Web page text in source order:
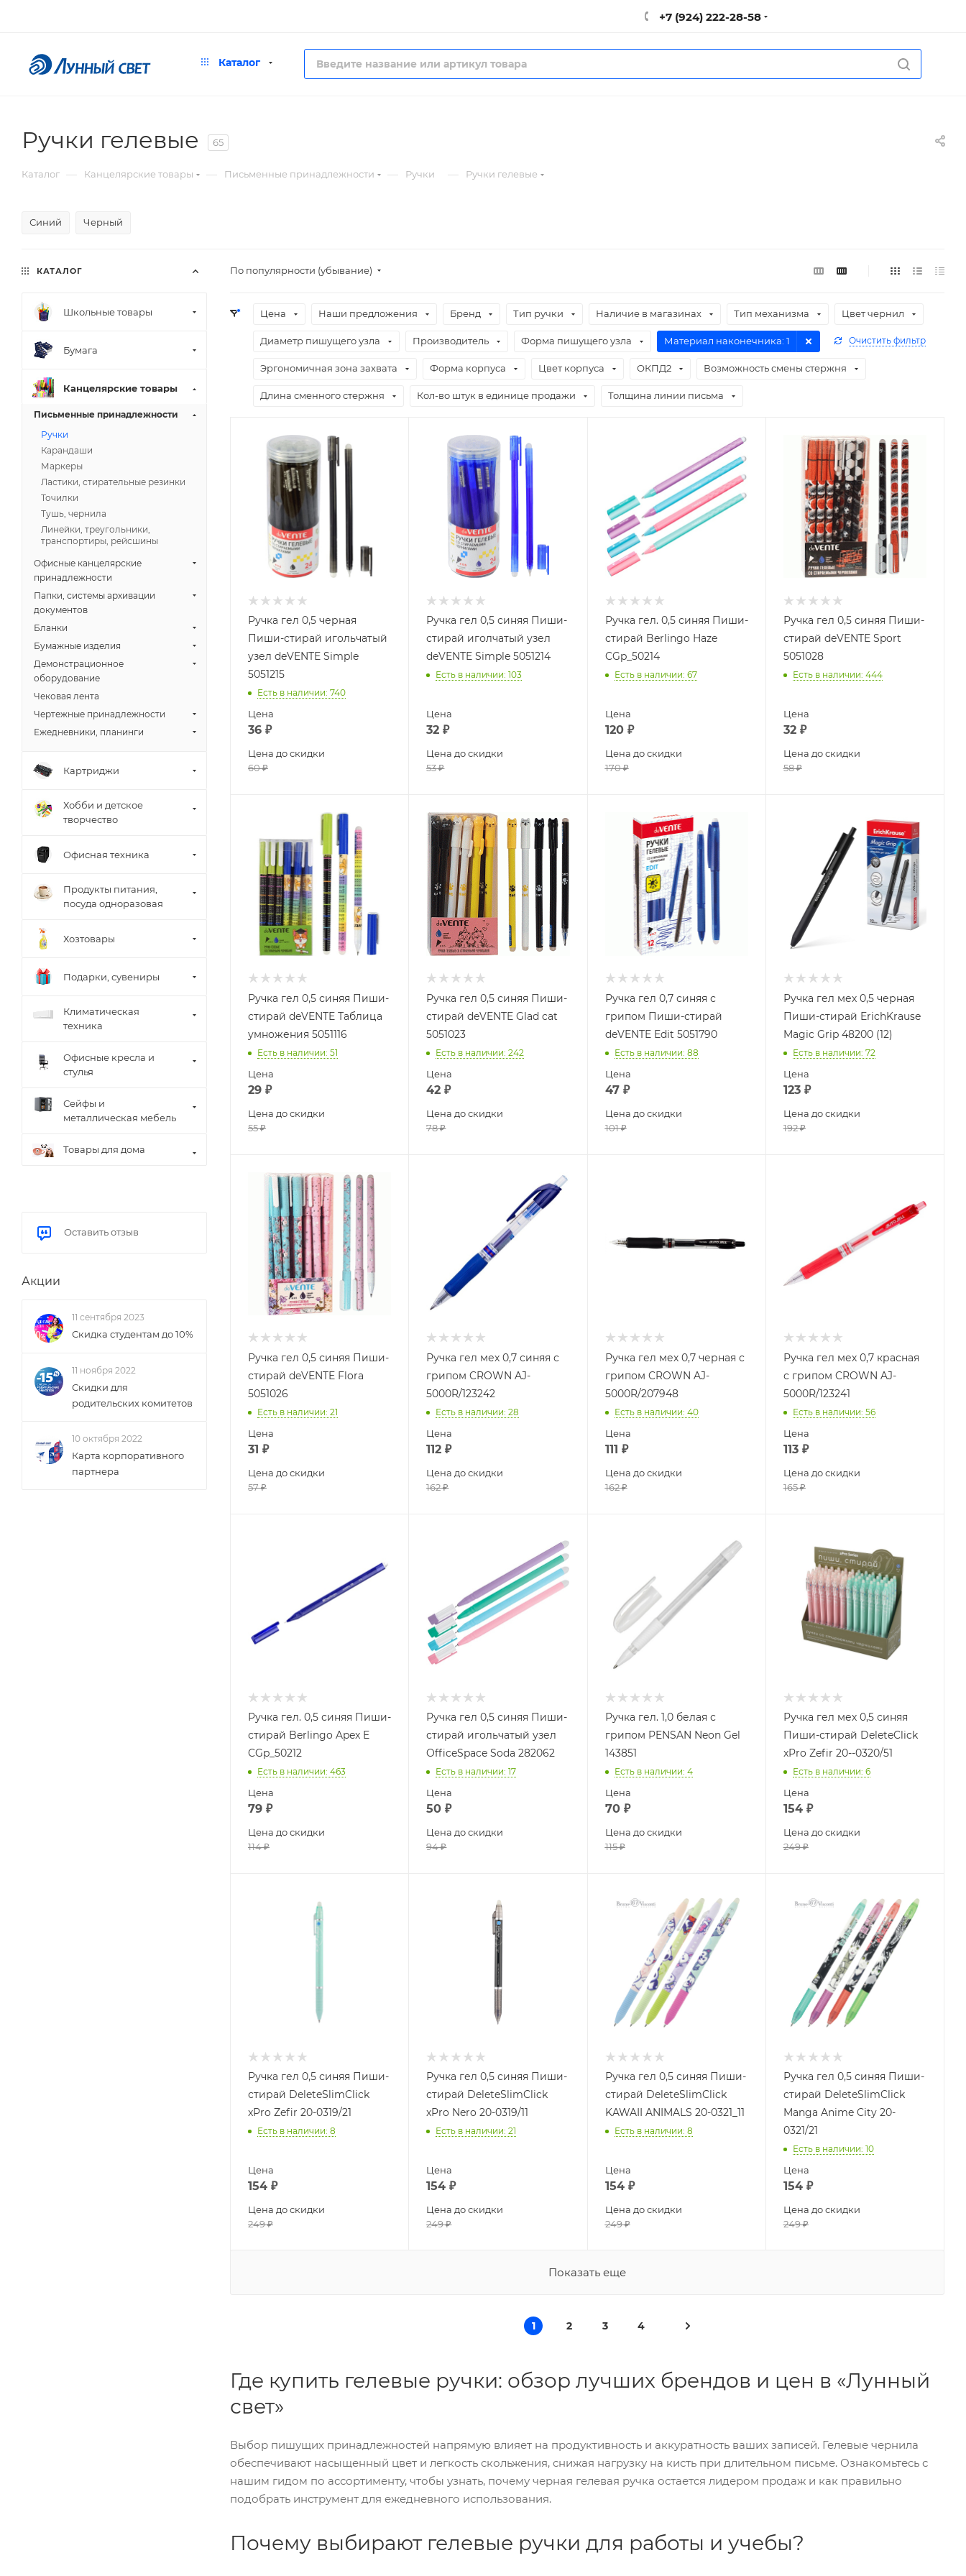
+7 (924) 222-28-58
Каталог
Ручки гелевые 65
Каталог — Канцелярские товары — Письменные принадлежности — Ручки — Ручки гелевые
Синий Черный
По популярности (убывание)
Цена Наши предложения Бренд Тип ручки Наличие в магазинах Тип механизма Цвет чернил
Диаметр пишущего узла Производитель Форма пишущего узла Материал наконечника: 1
Эргономичная зона захвата Форма корпуса Цвет корпуса ОКПД2 Возможность смены стержня
Длина сменного стержня Кол-во штук в единице продажи Толщина линии письма
Очистить фильтр
Ручка гел 0,5 черная
Пиши-стирай игольчатый
узел deVENTE Simple
5051215
Есть в наличии: 740
Цена
36 ₽
Цена до скидки
60₽
Ручка гел 0,5 синяя Пиши-
стирай иголчатый узел
deVENTE Simple 5051214
Есть в наличии: 103
Цена
32 ₽
Цена до скидки
53₽
Ручка гел. 0,5 синяя Пиши-
стирай Berlingo Haze
CGp_50214
Есть в наличии: 67
Цена
120₽
Цена до скидки
170₽
Ручка гел 0,5 синяя Пиши-
стирай deVENTE Sport
5051028
Есть в наличии: 444
Цена
32₽
Цена до скидки
58₽
Ручка гел 0,5 синяя Пиши-
стирай deVENTE Таблица
умножения 5051116
Есть в наличии: 51
Цена
29 ₽
Цена до скидки
55₽
Ручка гел 0,5 синяя Пиши-
стирай deVENTE Glad cat
5051023
Есть в наличии: 242
Цена
42 ₽
Цена до скидки
78₽
Ручка гел 0,7 синяя с
грипом Пиши-стирай
deVENTE Edit 5051790
Есть в наличии: 88
Цена
47₽
Цена до скидки
101₽
Ручка гел мех 0,5 черная
Пиши-стирай ErichKrause
Magic Grip 48200 (12)
Есть в наличии: 72
Цена
123₽
Цена до скидки
192₽
Ручка гел 0,5 синяя Пиши-
стирай deVENTE Flora
5051026
Есть в наличии: 21
Цена
31 ₽
Цена до скидки
57₽
Ручка гел мех 0,7 синяя с
грипом CROWN AJ-
5000R/123242
Есть в наличии: 28
Цена
112 ₽
Цена до скидки
162₽
Ручка гел мех 0,7 черная с
грипом CROWN AJ-
5000R/207948
Есть в наличии: 40
Цена
111 ₽
Цена до скидки
162₽
Ручка гел мех 0,7 красная
с грипом CROWN AJ-
5000R/123241
Есть в наличии: 56
Цена
113₽
Цена до скидки
165₽
Ручка гел. 0,5 синяя Пиши-
стирай Berlingo Apex E
CGp_50212
Есть в наличии: 463
Цена
79 ₽
Цена до скидки
114₽
Ручка гел 0,5 синяя Пиши-
стирай игольчатый узел
OfficeSpace Soda 282062
Есть в наличии: 17
Цена
50 ₽
Цена до скидки
94₽
Ручка гел. 1,0 белая с
грипом PENSAN Neon Gel
143851
Есть в наличии: 4
Цена
70₽
Цена до скидки
115₽
Ручка гел мех 0,5 синяя
Пиши-стирай DeleteClick
xPro Zefir 20--0320/51
Есть в наличии: 6
Цена
154₽
Цена до скидки
249₽
Ручка гел 0,5 синяя Пиши-
стирай DeleteSlimClick
xPro Zefir 20-0319/21
Есть в наличии: 8
Цена
154 ₽
Цена до скидки
249₽
Ручка гел 0,5 синяя Пиши-
стирай DeleteSlimClick
xPro Nero 20-0319/11
Есть в наличии: 21
Цена
154 ₽
Цена до скидки
249₽
Ручка гел 0,5 синяя Пиши-
стирай DeleteSlimClick
KAWAII ANIMALS 20-0321_11
Есть в наличии: 8
Цена
154₽
Цена до скидки
249₽
Ручка гел 0,5 синяя Пиши-
стирай DeleteSlimClick
Manga Anime City 20-
0321/21
Есть в наличии: 10
Цена
154₽
Цена до скидки
249₽
Показать еще
1 2 3 4
Где купить гелевые ручки: обзор лучших брендов и цен в «Лунный
свет»
Выбор пишущих принадлежностей напрямую влияет на продуктивность и аккуратность ваших записей. Гелевые чернила
обеспечивают насыщенный цвет и легкость скольжения, снижая нагрузку на кисть при длительном письме. Ознакомьтесь с
нашим гидом по ассортименту, чтобы узнать, почему черная гелевая ручка остается лидером продаж и как правильно
подобрать инструмент для ежедневного использования.
Почему выбирают гелевые ручки для работы и учебы?
КАТАЛОГ
Школьные товары
Бумага
Канцелярские товары
Письменные принадлежности
Ручки
Карандаши
Маркеры
Ластики, стирательные резинки
Точилки
Тушь, чернила
Линейки, треугольники,
транспортиры, рейсшины
Офисные канцелярские
принадлежности
Папки, системы архивации
документов
Бланки
Бумажные изделия
Демонстрационное
оборудование
Чековая лента
Чертежные принадлежности
Ежедневники, планинги
Картриджи
Хобби и детское
творчество
Офисная техника
Продукты питания,
посуда одноразовая
Хозтовары
Подарки, сувениры
Климатическая
техника
Офисные кресла и
стулья
Сейфы и
металлическая мебель
Товары для дома
Оставить отзыв
Акции
11 сентября 2023
Скидка студентам до 10%
11 ноября 2022
Скидки для
родительских комитетов
10 октября 2022
Карта корпоративного
партнера